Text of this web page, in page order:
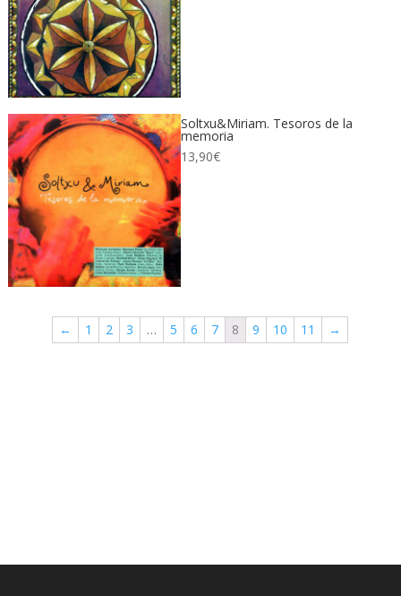
Soltxu&Miriam. Tesoros de la
memoria
13,90€
← 1 2 3 … 5 6 7 8 9 10 11 →